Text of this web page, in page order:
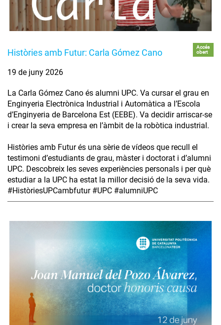
Històries amb Futur: Carla Gómez Cano
Accés
obert
19 de juny 2026
La Carla Gómez Cano és alumni UPC. Va cursar el grau en
Enginyeria Electrònica Industrial i Automàtica a l’Escola
d’Enginyeria de Barcelona Est (EEBE). Va decidir arriscar-se
i crear la seva empresa en l’àmbit de la robòtica industrial.
Històries amb Futur és una sèrie de vídeos que recull el
testimoni d’estudiants de grau, màster i doctorat i d’alumni
UPC. Descobreix les seves experiències personals i per què
estudiar a la UPC ha estat la millor decisió de la seva vida.
#HistòriesUPCambfutur #UPC #alumniUPC